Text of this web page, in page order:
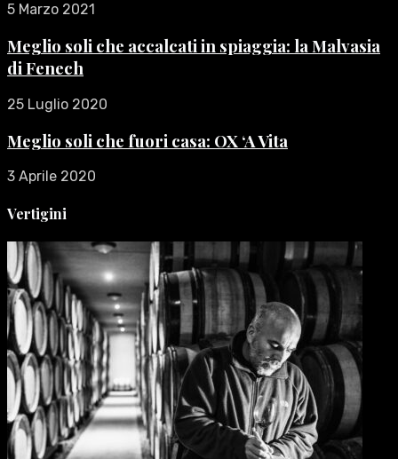
5 Marzo 2021
Meglio soli che accalcati in spiaggia: la Malvasia
di Fenech
25 Luglio 2020
Meglio soli che fuori casa: OX ‘A Vita
3 Aprile 2020
Vertigini